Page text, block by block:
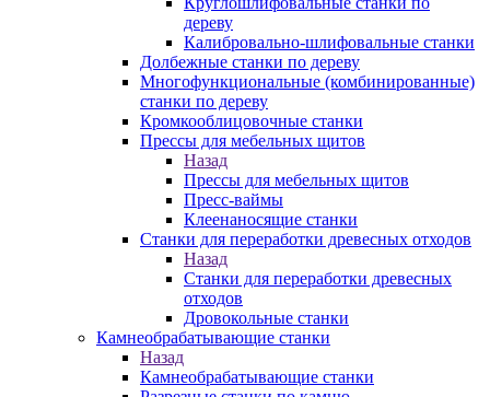
дереву
Калибровально-шлифовальные станки
Долбежные станки по дереву
Многофункциональные (комбинированные)
станки по дереву
Кромкооблицовочные станки
Прессы для мебельных щитов
Назад
Прессы для мебельных щитов
Пресс-ваймы
Клеенаносящие станки
Станки для переработки древесных отходов
Назад
Станки для переработки древесных
отходов
Дровокольные станки
Камнеобрабатывающие станки
Назад
Камнеобрабатывающие станки